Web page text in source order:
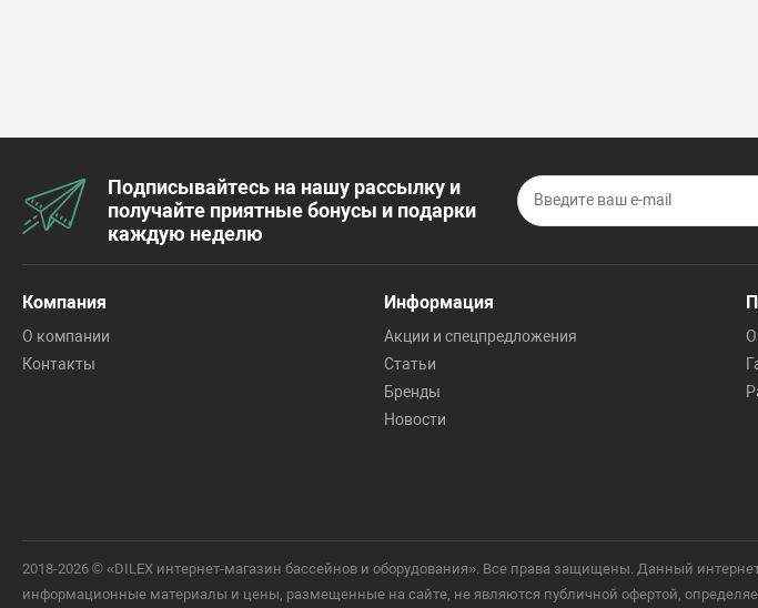
Подписывайтесь на нашу рассылку и
получайте приятные бонусы и подарки
каждую неделю
Компания
О компании
Контакты
Информация
Акции и спецпредложения
Статьи
Бренды
Новости
2018-2026 © «DILEX интернет-магазин бассейнов и оборудования». Все права защищены. Данный
информационные материалы и цены, размещенные на сайте, не являются публичной офертой,